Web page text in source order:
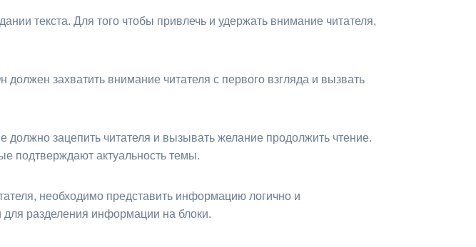
текста. Для того чтобы привлечь и удержать внимание читателя,
захватить внимание читателя с первого взгляда и вызвать
зацепить читателя и вызывать желание продолжить чтение.
подтверждают актуальность темы.
необходимо представить информацию логично и
для разделения информации на блоки.